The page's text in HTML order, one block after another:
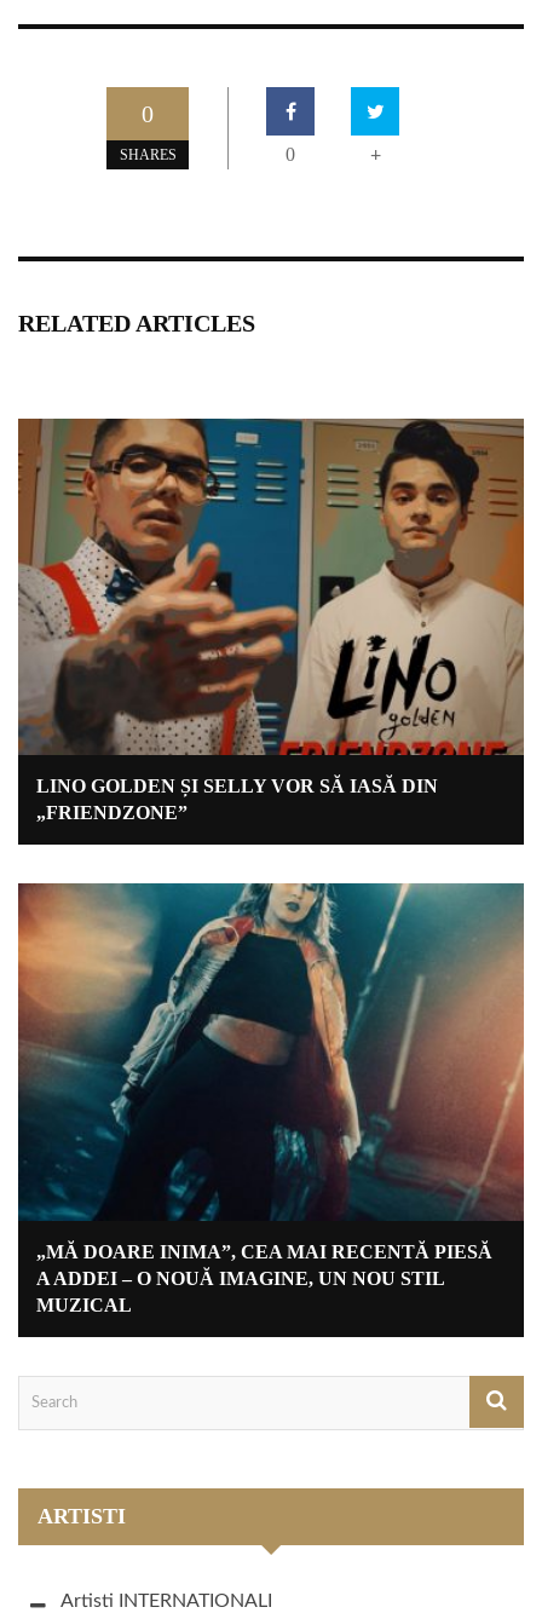
0
SHARES 0 +
RELATED ARTICLES
LINO GOLDEN ȘI SELLY VOR SĂ IASĂ DIN
„FRIENDZONE”
„MĂ DOARE INIMA”, CEA MAI RECENTĂ PIESĂ
A ADDEI – O NOUĂ IMAGINE, UN NOU STIL
MUZICAL
ARTISTI
Artisti INTERNATIONALI